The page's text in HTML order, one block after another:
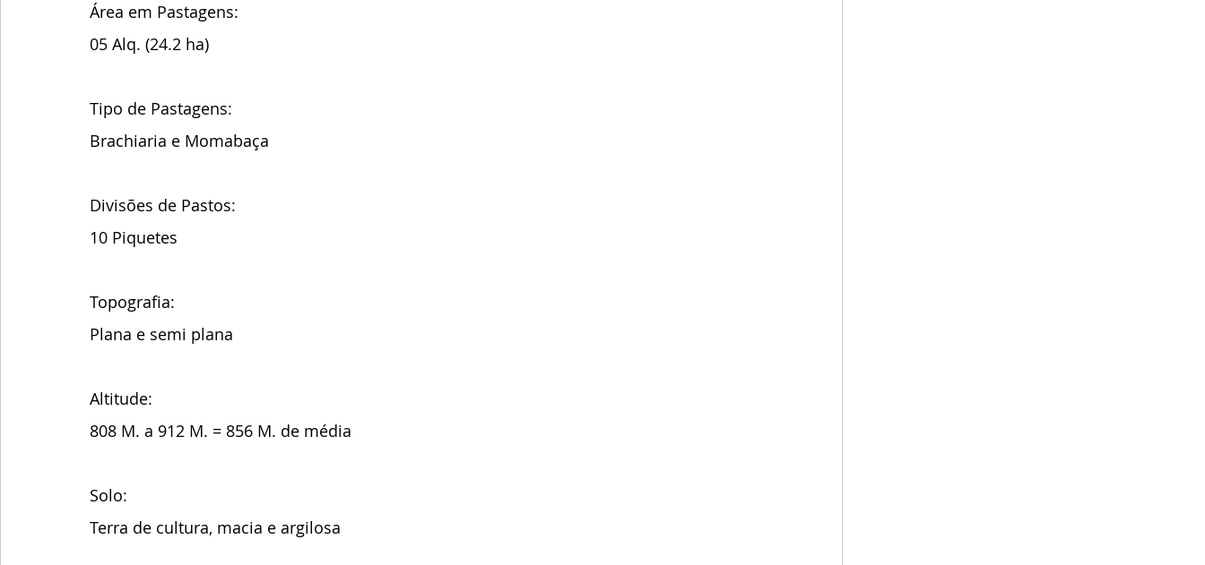
Área em Pastagens:
05 Alq. (24.2 ha)
Tipo de Pastagens:
Brachiaria e Momabaça
Divisões de Pastos:
10 Piquetes
Topografia:
Plana e semi plana
Altitude:
808 M. a 912 M. = 856 M. de média
Solo:
Terra de cultura, macia e argilosa